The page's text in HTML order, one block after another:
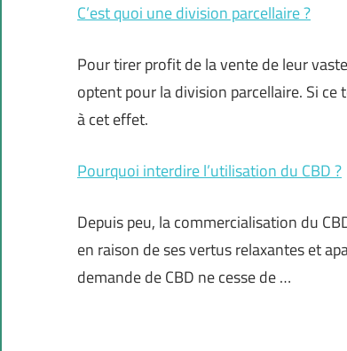
C’est quoi une division parcellaire ?
Pour tirer profit de la vente de leur
optent pour la division parcellaire. Si
à cet effet.
Pourquoi interdire l’utilisation du CBD ?
Depuis peu, la commercialisation du
en raison de ses vertus relaxantes et
demande de CBD ne cesse de …